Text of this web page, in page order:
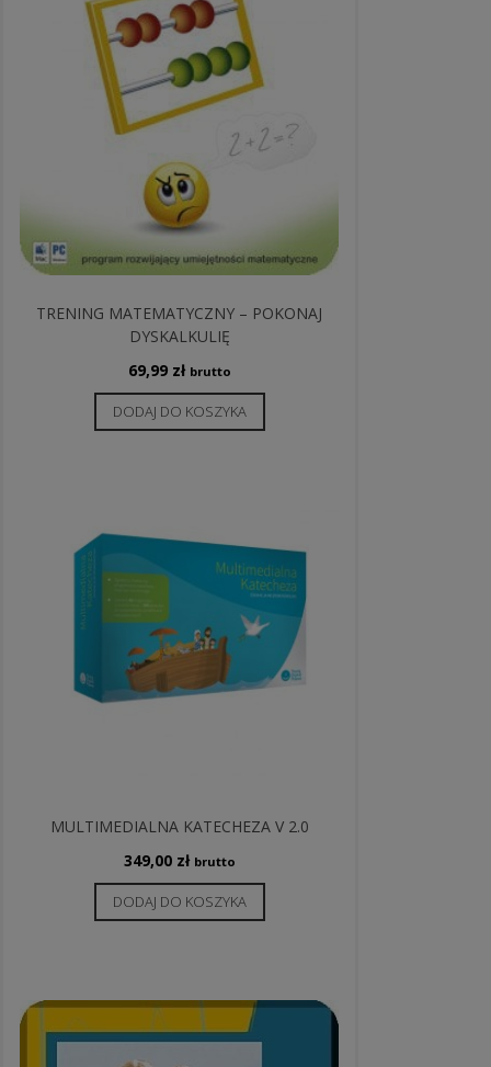
TRENING MATEMATYCZNY – POKONAJ
DYSKALKULIĘ
69,99 zł brutto
DODAJ DO KOSZYKA
MULTIMEDIALNA KATECHEZA V 2.0
349,00 zł brutto
DODAJ DO KOSZYKA